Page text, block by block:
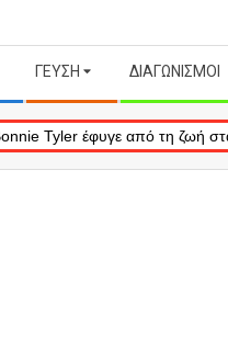
ΓΕΎΣΗ ΔΙΑΓΩΝΙΣΜΟΊ
από τη ζωή στα 75 της